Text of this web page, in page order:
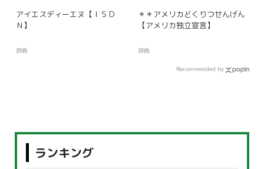
アイエスディーエヌ【ＩＳＤ
Ｎ】
辞典
＊＊アメリカどくりつせんげん
【アメリカ独立宣言】
辞典
Recommended by
ランキング